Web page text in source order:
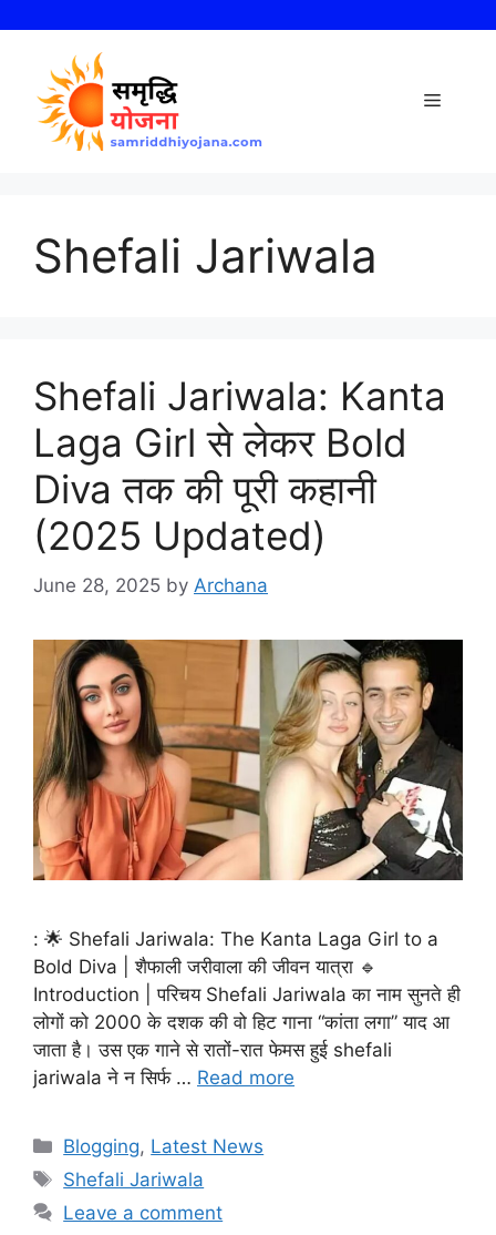
content
Menu
Shefali Jariwala
Shefali Jariwala: Kanta
Laga Girl से लेकर Bold
Diva तक की पूरी कहानी
(2025 Updated)
June 28, 2025 by Archana
: 🌟 Shefali Jariwala: The Kanta Laga Girl to a
Bold Diva | शैफाली जरीवाला की जीवन यात्रा 🔹
Introduction | परिचय Shefali Jariwala का नाम सुनते ही
लोगों को 2000 के दशक की वो हिट गाना “कांता लगा” याद आ
जाता है। उस एक गाने से रातों-रात फेमस हुई shefali
jariwala ने न सिर्फ … Read more
Categories
Blogging, Latest News
Tags
Shefali Jariwala
Leave a comment